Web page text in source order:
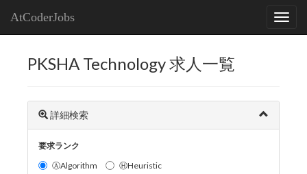
AtCoderJobs
PKSHA Technology 求人一覧
詳細検索
要求ランク
ⒶAlgorithm
ⒽHeuristic